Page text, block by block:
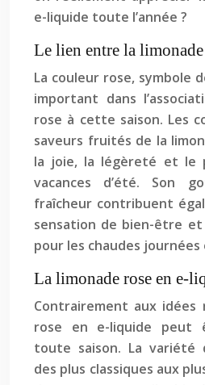
e-liquide toute l’année ?
Le lien entre la limonade
La couleur rose, symbole
important dans
rose à cette saison. Les
saveurs fruités de la
la joie, la légèreté et le
vacances d’été. Son
fraîcheur contribuent
sensation de bien-être
pour les chaudes journées
La limonade rose en e-
Contrairement aux idées
rose en e-liquide peut
toute saison. La variété
des plus classiques aux